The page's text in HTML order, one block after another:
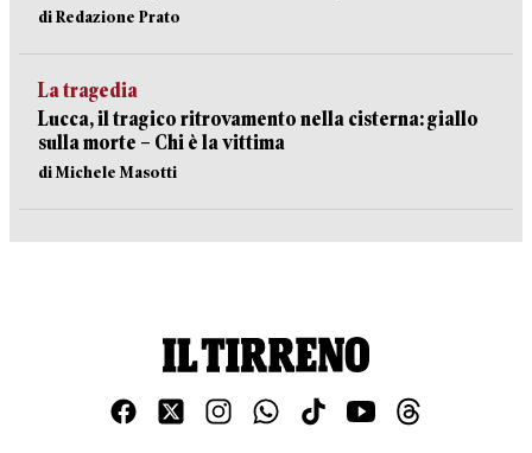
di Redazione Prato
La tragedia
Lucca, il tragico ritrovamento nella cisterna: giallo
sulla morte – Chi è la vittima
di Michele Masotti